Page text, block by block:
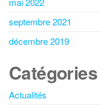
septembre 2021
décembre 2019
Catégories
Actualités